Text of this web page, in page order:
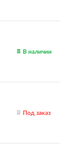
В наличии
Под заказ